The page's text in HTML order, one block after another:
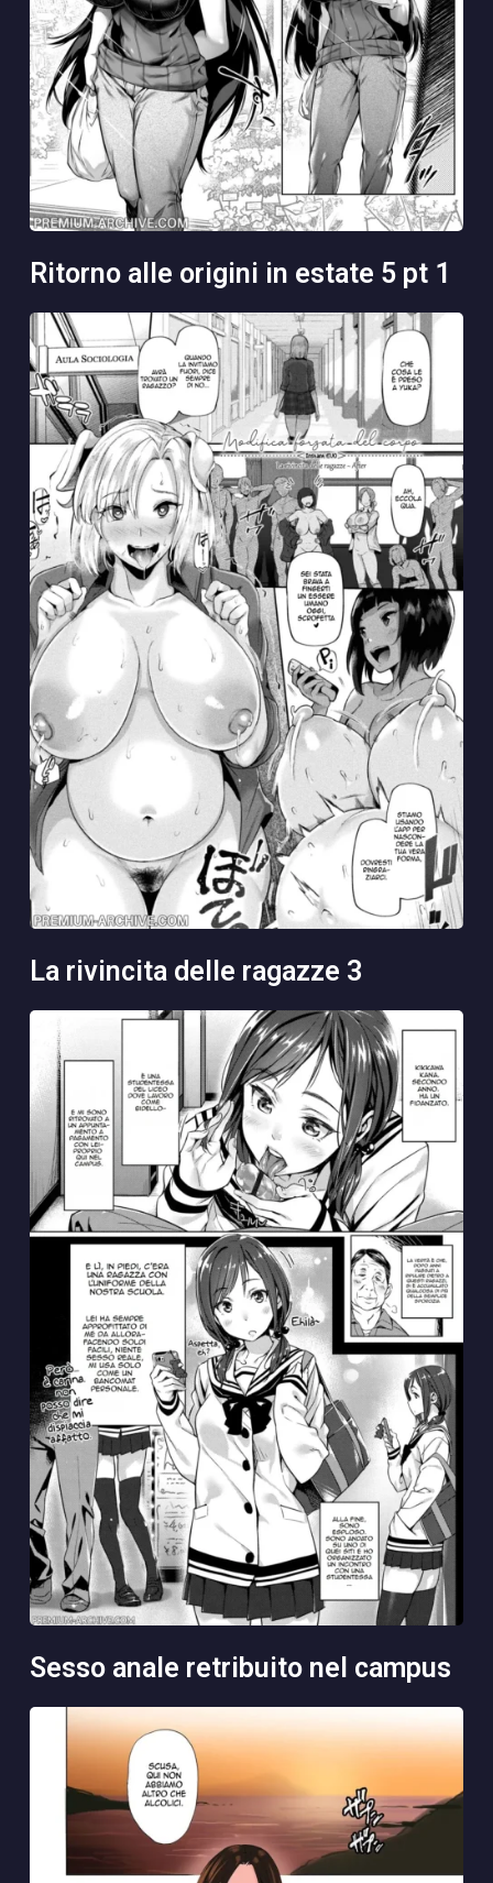
ritorno alle origini in estate 5 pt 1
la rivincita delle ragazze 3
sesso anale retribuito nel campus